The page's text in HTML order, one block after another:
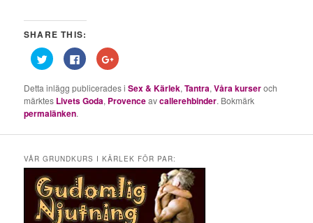
SHARE THIS:
Klicka
för
på
Twitter
(Öppnas
i
nytt
Klicka
för
på
Facebook
(Öppnas
nytt
Klicka
för
på
Google+
(Öppnas
nytt
Detta inlägg publicerades iSex & Kärlek,Tantra,Våra kurseroch
märktes Livets Goda, Provenceavcallerehbinder. Bokmärk
permalänken.
VÅR GRUNDKURS I KÄRLEK FÖR PAR: